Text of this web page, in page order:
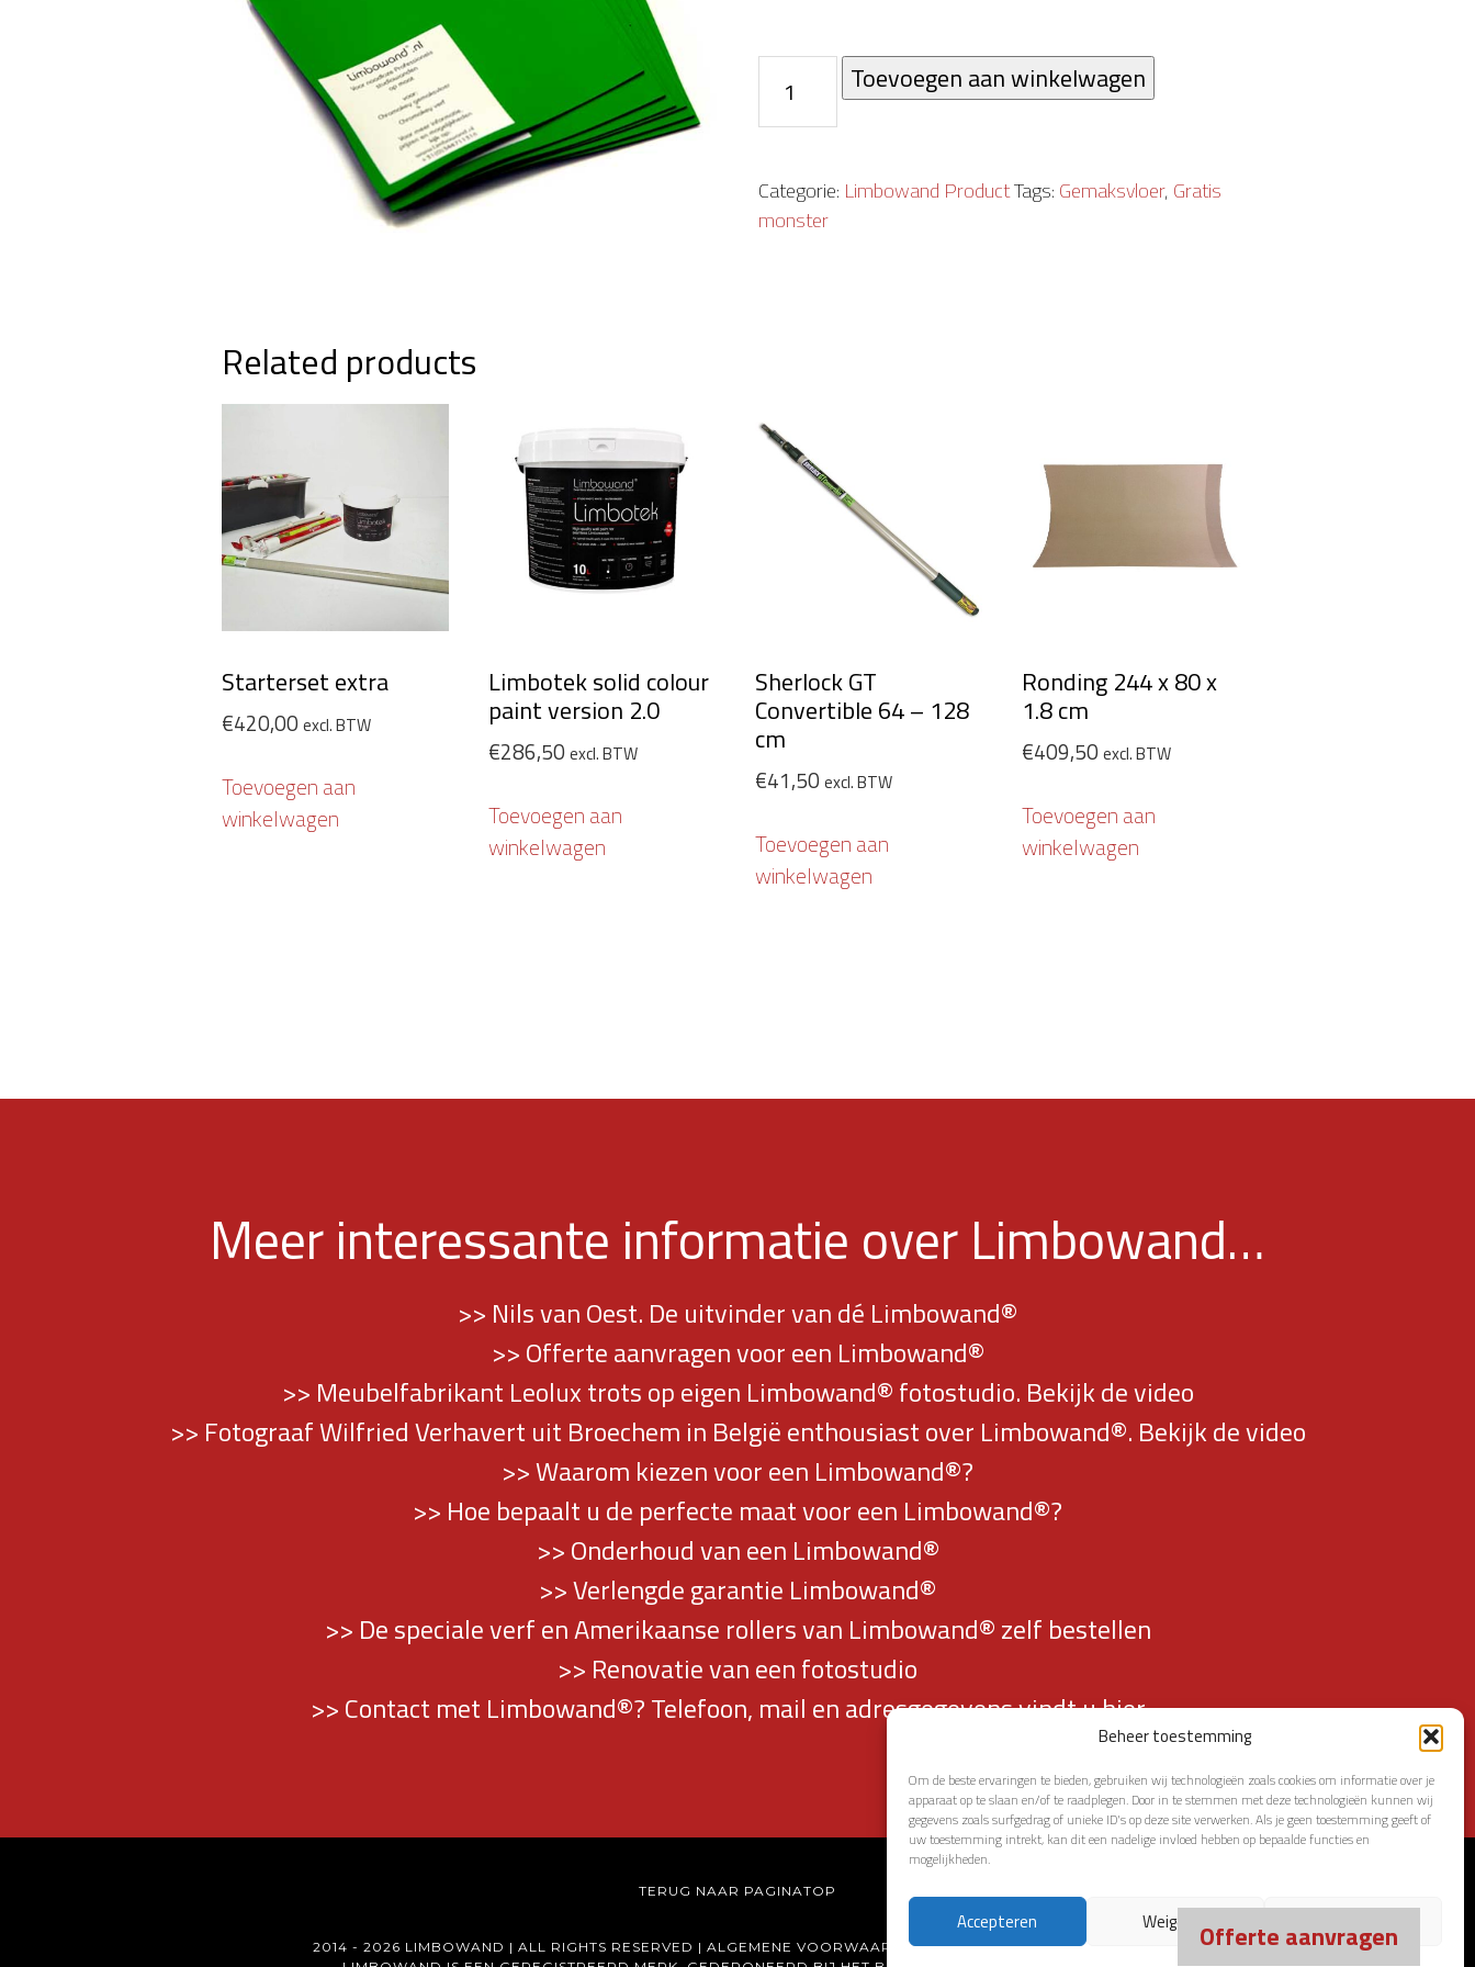
Beheer toestemming
Om de beste ervaringen te bieden, gebruiken wij technologieën zoals cookies om informatie over je
apparaat op te slaan en/of te raadplegen. Door in te stemmen met deze technologieën kunnen wij
gegevens zoals surfgedrag of unieke ID's op deze site verwerken. Als je geen toestemming geeft of
uw toestemming intrekt, kan dit een nadelige invloed hebben op bepaalde functies en
mogelijkheden.
Accepteren Weigeren
monster
gemaksvloer
quantity
Toevoegen aan winkelwagen
Categorie: Limbowand ProductTags: Gemaksvloer, Gratis
monster
Related products
Starterset extra
€420,00 excl. BTW
Toevoegen aan
winkelwagen
Limbotek solid colour
paint version 2.0
€286,50 excl. BTW
Toevoegen aan
winkelwagen
Sherlock GT
Convertible 64 – 128
cm
€41,50 excl. BTW
Toevoegen aan
winkelwagen
Ronding 244 x 80 x
1.8 cm
€409,50 excl. BTW
Toevoegen aan
winkelwagen
Meer interessante informatie over Limbowand…
>> Nils van Oest. De uitvinder van dé Limbowand®
>> Offerte aanvragen voor een Limbowand®
>> Meubelfabrikant Leolux trots op eigen Limbowand® fotostudio. Bekijk de video
>> Fotograaf Wilfried Verhavert uit Broechem in België enthousiast over Limbowand®. Bekijk de video
>> Waarom kiezen voor een Limbowand®?
>> Hoe bepaalt u de perfecte maat voor een Limbowand®?
>> Onderhoud van een Limbowand®
>> Verlengde garantie Limbowand®
>> De speciale verf en Amerikaanse rollers van Limbowand® zelf bestellen
>> Renovatie van een fotostudio
>> Contact met Limbowand®? Telefoon, mail en adresgegevens vindt u hier…
TERUG NAAR PAGINATOP
2014 - 2026 LIMBOWAND | ALL RIGHTS RESERVED | ALGEMENE VOORWAARDEN|DISCLAIMER|COOKIEBELEID
Offerte aanvragen